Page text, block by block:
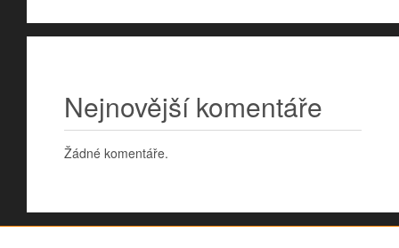
Nejnovější komentáře
Žádné komentáře.